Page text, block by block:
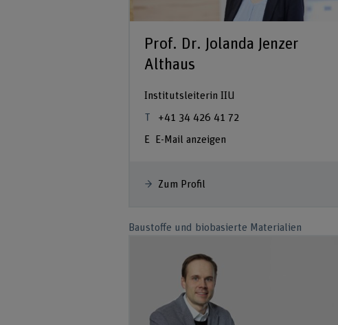
Prof. Dr. Jolanda Jenzer
Althaus
Institutsleiterin IIU
+41 34 426 41 72
E-Mail anzeigen
Zum Profil
Baustoffe und biobasierte Materialien